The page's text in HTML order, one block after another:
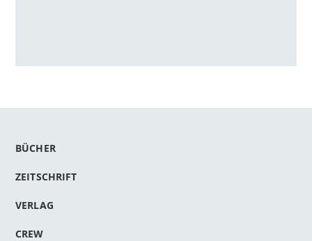
BÜCHER
ZEITSCHRIFT
VERLAG
CREW